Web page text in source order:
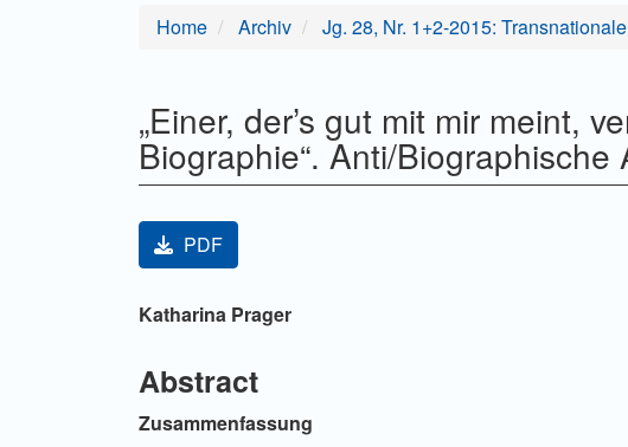
Home Archiv Jg. 28, Nr. 1+2-2015:
„Einer, der’s gut mit mir meint,
Biographie“. Anti/
Artikel-Sidebar
PDF
Hauptsächlicher Artikelinhalt
Katharina Prager
Abstract
Zusammenfassung